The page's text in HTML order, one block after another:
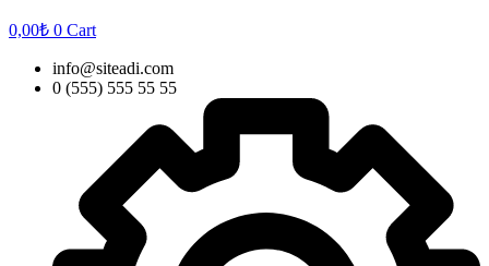
0,00₺ 0 Cart
info@siteadi.com
0 (555) 555 55 55